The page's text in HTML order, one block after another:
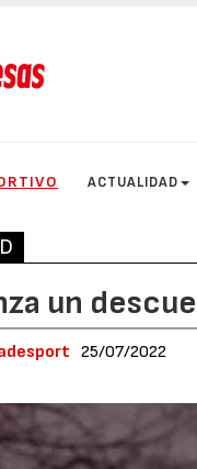
ACTUALIDAD
un
25/07/2022